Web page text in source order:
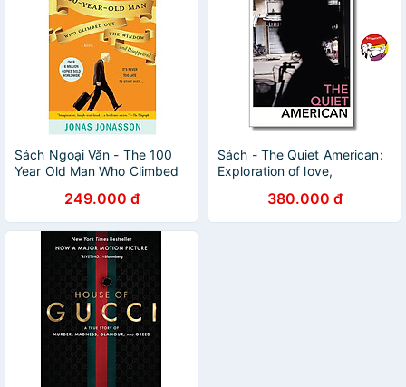
Sách Ngoại Văn - The 100
Year Old Man Who Climbed
Disappeared249.000 đ
Sách - The Quiet American:
Exploration of love,
Vietnam by Graham Greene |
Classics / Historical Fiction /
380.000 đ